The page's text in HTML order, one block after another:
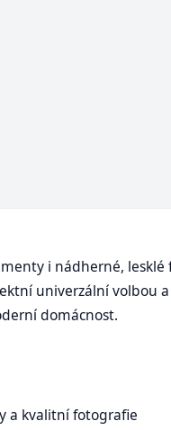
i nádherné, lesklé
univerzální volbou a
domácnost.
a kvalitní fotografie